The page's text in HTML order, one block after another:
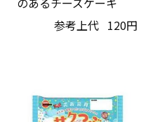
参考上代 120円